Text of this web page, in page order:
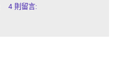
4 則留言: